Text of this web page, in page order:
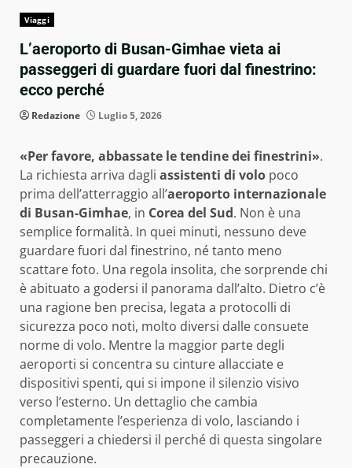
Viaggi
L’aeroporto di Busan-Gimhae vieta ai
passeggeri di guardare fuori dal finestrino:
ecco perché
Redazione Luglio 5, 2026
«Per favore, abbassate le tendine dei finestrini».
La richiesta arriva dagli assistenti di volo poco
prima dell’atterraggio all’aeroporto internazionale
di Busan-Gimhae, in Corea del Sud. Non è una
semplice formalità. In quei minuti, nessuno deve
guardare fuori dal finestrino, né tanto meno
scattare foto. Una regola insolita, che sorprende chi
è abituato a godersi il panorama dall’alto. Dietro c’è
una ragione ben precisa, legata a protocolli di
sicurezza poco noti, molto diversi dalle consuete
norme di volo. Mentre la maggior parte degli
aeroporti si concentra su cinture allacciate e
dispositivi spenti, qui si impone il silenzio visivo
verso l’esterno. Un dettaglio che cambia
completamente l’esperienza di volo, lasciando i
passeggeri a chiedersi il perché di questa singolare
precauzione.